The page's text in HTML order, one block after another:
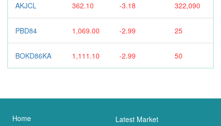
AKJCL 362.10 -3.18 322,090
PBD84 1,069.00 -2.99 25
BOKD86KA 1,111.10 -2.99 50
Home Latest Market